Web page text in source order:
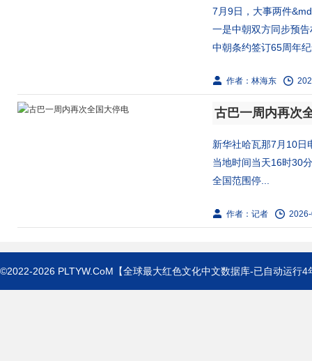
7月9日，大事两件
一是中朝双方同步预
中朝条约签订65周年
作者：林海东
古巴一周内再次
新华社哈瓦那7月10日
当地时间当天16时30
全国范围停...
作者：记者
©2022-2026 PLTYW.CoM 【全球最大红色文化中文数据库-已自动运行4